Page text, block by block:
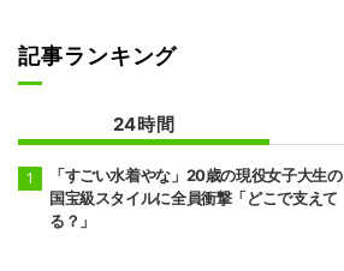
記事ランキング
24時間
「すごい水着やな」20歳の現役女子大生の
国宝級スタイルに全員衝撃「どこで支えて
る？」